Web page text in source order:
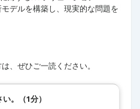
デルを構築し、現実的な問題を
、ぜひご一読ください。​
。（1分）